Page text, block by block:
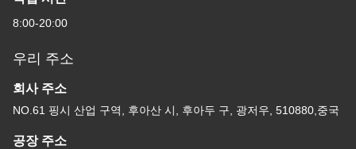
8:00-20:00
우리 주소
회사 주소
NO.61 핑시 산업 구역, 후아산 시, 후아두 구, 광저우, 510880,중국
공장 주소